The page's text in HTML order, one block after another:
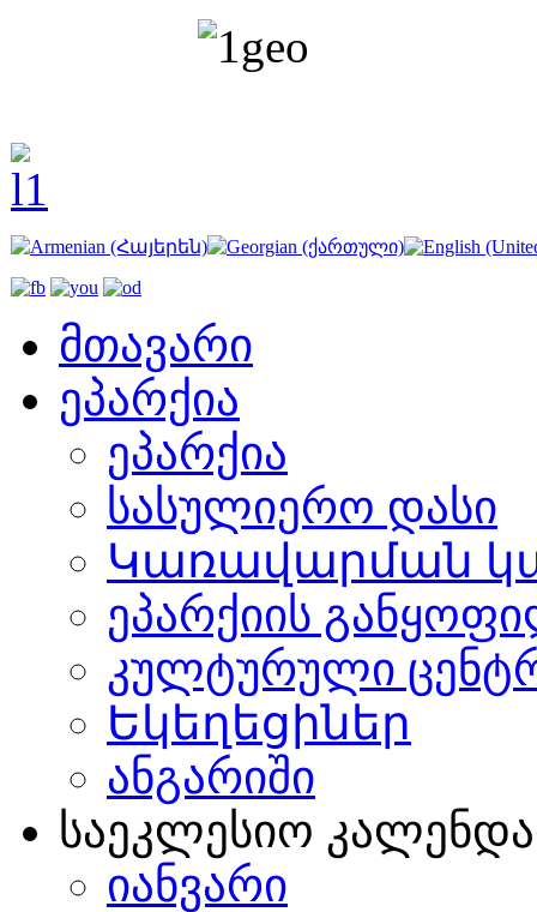
მთავარი
ეპარქია
ეპარქია
სასულიერო დასი
Կառավարման
ეპარქიის
კულტურული
Եկեղեցիներ
ანგარიში
საეკლესიო
იანვარი